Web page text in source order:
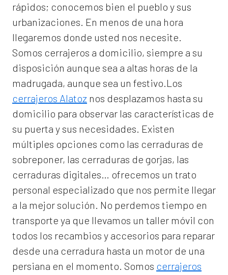
rápidos; conocemos bien el pueblo y sus
urbanizaciones. En menos de una hora
llegaremos donde usted nos necesite.
Somos cerrajeros a domicilio, siempre a su
disposición aunque sea a altas horas de la
madrugada, aunque sea un festivo.Los
cerrajeros Alatoz nos desplazamos hasta su
domicilio para observar las características de
su puerta y sus necesidades. Existen
múltiples opciones como las cerraduras de
sobreponer, las cerraduras de gorjas, las
cerraduras digitales… ofrecemos un trato
personal especializado que nos permite llegar
a la mejor solución. No perdemos tiempo en
transporte ya que llevamos un taller móvil con
todos los recambios y accesorios para reparar
desde una cerradura hasta un motor de una
persiana en el momento. Somos cerrajeros